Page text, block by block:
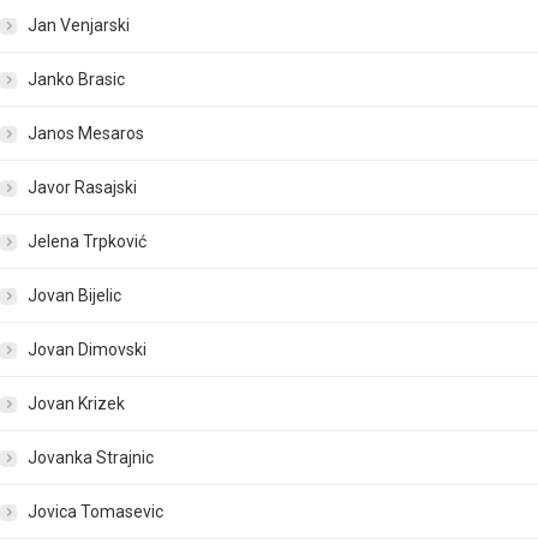
Jan Venjarski
Janko Brasic
Janos Mesaros
Javor Rasajski
Jelena Trpković
Jovan Bijelic
Jovan Dimovski
Jovan Krizek
Jovanka Strajnic
Jovica Tomasevic